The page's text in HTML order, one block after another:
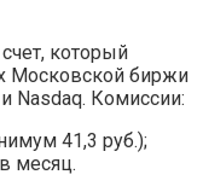
который
Московской биржи
Nasdaq. Комиссии:
41,3 руб.);
месяц.